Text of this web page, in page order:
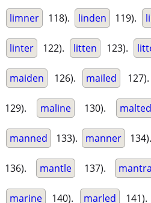
limner 118). linden 119).
linter 122). litten 123).
maiden 126). mailed 127).
129). maline 130). malted
manned 133). manner 134).
136). mantle 137). mantra
marine 140). marled 141).